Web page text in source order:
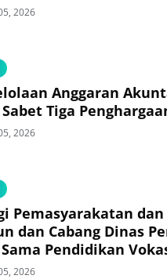
2026
Anggaran
Tiga
2026
Pemasyarakatan
dan Cabang Dinas
Pendidikan
bagi Warga Binaan
2026